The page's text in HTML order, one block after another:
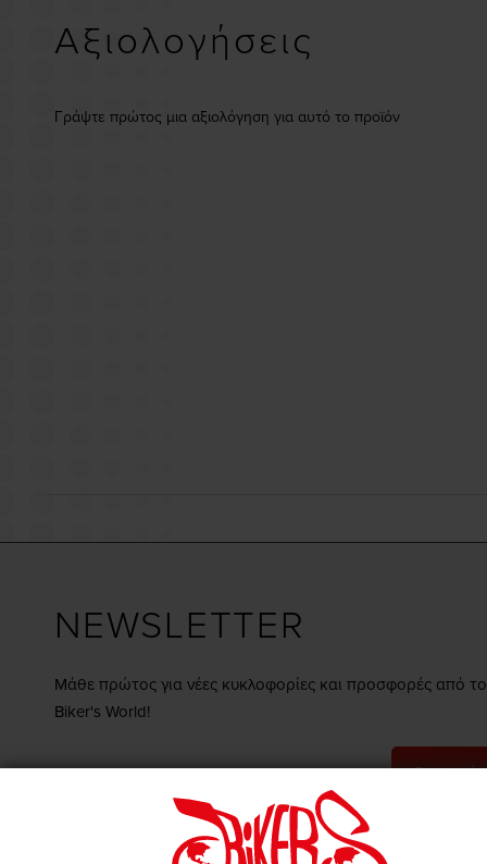
Αξιολογήσεις
Γράψτε πρώτος μια αξιολόγηση για αυτό το προϊόν
NEWSLETTER
Μάθε πρώτος για νέες κυκλοφορίες και προσφορές από το
Biker's World!
Εγγραφή
όρους & προϋποθέσεις